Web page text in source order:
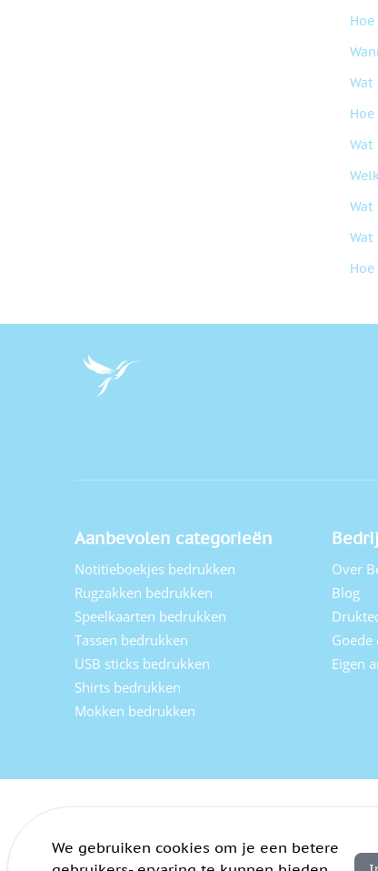
Wat
Wat
Wat
Wat
Aanbevolen categorieën
Notitieboekjes bedrukken
Rugzakken bedrukken
Speelkaarten bedrukken
Tassen bedrukken
USB sticks bedrukken
Shirts bedrukken
Mokken bedrukken
Over
Blog
Goede
Eigen
We gebruiken cookies om je een betere